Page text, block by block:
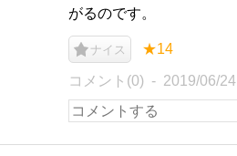
がるのです。
ナイス ★14
コメント(0) 2019/06/24